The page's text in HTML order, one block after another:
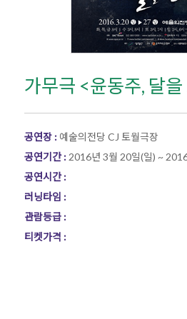
가무극 <윤동주, 달을
공연장 : 예술의전당 CJ 토월극장
공연기간 : 2016년 3월 20일(일) ~
공연시간 :
러닝타임 :
관람등급 :
티켓가격 :